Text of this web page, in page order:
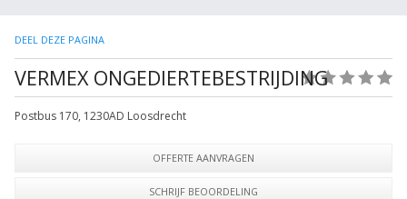
DEEL DEZE PAGINA
VERMEX ONGEDIERTEBESTRIJDING
Postbus 170, 1230AD Loosdrecht
OFFERTE AANVRAGEN
SCHRIJF BEOORDELING